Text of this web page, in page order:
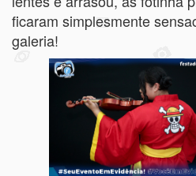
ficaram simplesmente
galeria!